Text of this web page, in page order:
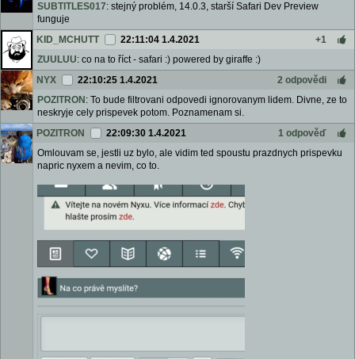
SUBTITLES017: stejný problém, 14.0.3, starší Safari Dev Preview
funguje
KID_MCHUTT
22:11:04 1.4.2021
+1
ZUULUU: co na to říct - safari :) powered by giraffe :)
NYX
22:10:25 1.4.2021
2 odpovědi
POZITRON : To bude filtrovani odpovedi ignorovanym lidem. Divne, ze to
neskryje cely prispevek potom. Poznamenam si.
POZITRON
22:09:30 1.4.2021
1 odpověď
Omlouvam se, jestli uz bylo, ale vidim ted spoustu prazdnych prispevku
napric nyxem a nevim, co to.